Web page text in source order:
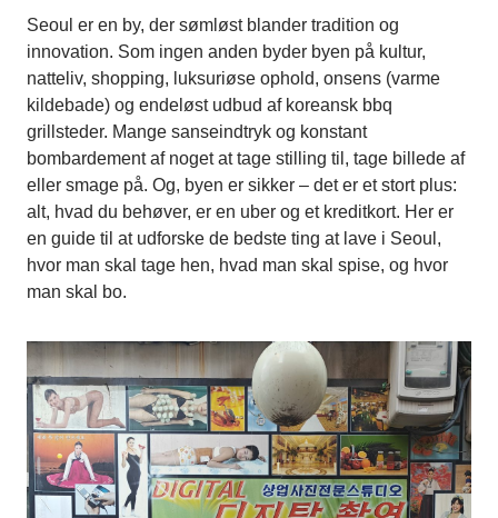
Seoul er en by, der sømløst blander tradition og
innovation. Som ingen anden byder byen på kultur,
natteliv, shopping, luksuriøse ophold, onsens (varme
kildebade) og endeløst udbud af koreansk bbq
grillsteder. Mange sanseindtryk og konstant
bombardement af noget at tage stilling til, tage billede af
eller smage på. Og, byen er sikker – det er et stort plus:
alt, hvad du behøver, er en uber og et kreditkort. Her er
en guide til at udforske de bedste ting at lave i Seoul,
hvor man skal tage hen, hvad man skal spise, og hvor
man skal bo.